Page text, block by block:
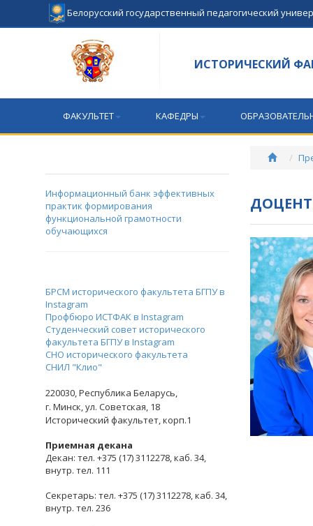
Белорусский государственный педагогический
ИСТОРИЧЕСКИЙ
ФАКУЛЬТЕТ КАФЕДРЫ
Информационный банк эффективных
практик формирования
функциональной грамотности
обучающихся
БРСМ исторического факультета БГПУ в
Instagram
Профбюро ИСТФАК в Instagram
Студенческий совет исторического
факультета БГПУ в Instagram
СНО исторического факультета
СНИЛ "Клио"
220030,Республика Беларусь,
г. Минск,ул. Советская, 18
Исторический факультет, корп.1
Приемная декана
Декан: тел. +375 (17) 3112278, каб. 34,
внутр. тел. 111
Секретарь: тел. +375 (17) 3112278, каб. 34,
внутр. тел. 236
ДОЦЕНТ